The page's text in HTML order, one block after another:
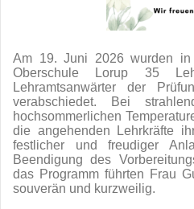
Am 19. Juni 2026 wurden
Oberschule Lorup 35
Lehramtsanwärter der
verabschiedet. Bei
hochsommerlichen
die angehenden Lehrkräfte
festlicher und freudiger
Beendigung des
das Programm führten Frau
souverän und kurzweilig.